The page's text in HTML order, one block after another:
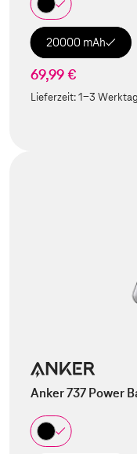
20000 mAh
69,99 €
Lieferzeit:1-3
Anker 737 Power